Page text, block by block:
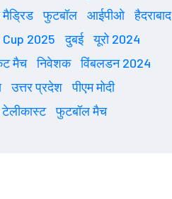
मैड्रिड
फुटबॉल आईपीओ
हैदराबाद
2025
दुबई
यूरो 2024
मैच
निवेशक
विंबलडन 2024
उत्तर प्रदेश
पीएम मोदी
टेलीकास्ट
फुटबॉल मैच